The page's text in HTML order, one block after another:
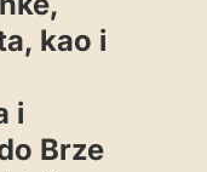
kao i
i
Brze